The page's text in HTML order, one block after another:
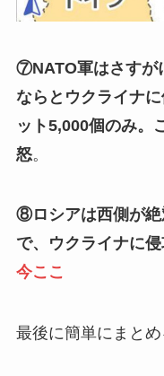
⑦NATO軍はさすが
ならとウクライナ
ット5,000個のみ。
怒。
⑧ロシアは西側が絶
で、ウクライナに
今ここ
最後に簡単にまと